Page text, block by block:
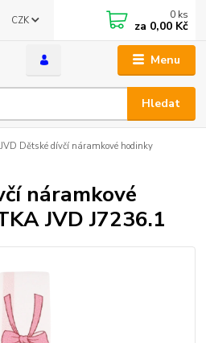
Menu
CZK
Hledat
0 ks
za 0,00 Kč
JVD Dětské dívčí náramkové hodinky
náramkové
JVD J7236.1